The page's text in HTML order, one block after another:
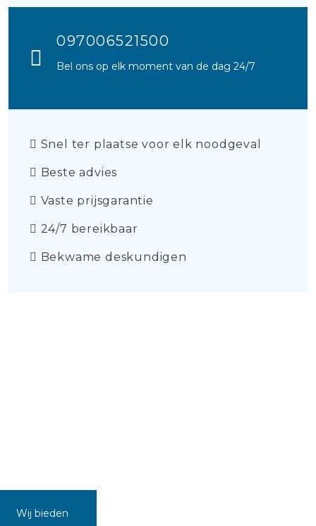
097006521500
Bel ons op elk moment van de dag 24/7
Snel ter plaatse voor elk noodgeval
Beste advies
Vaste prijsgarantie
24/7 bereikbaar
Bekwame deskundigen
Wij bieden